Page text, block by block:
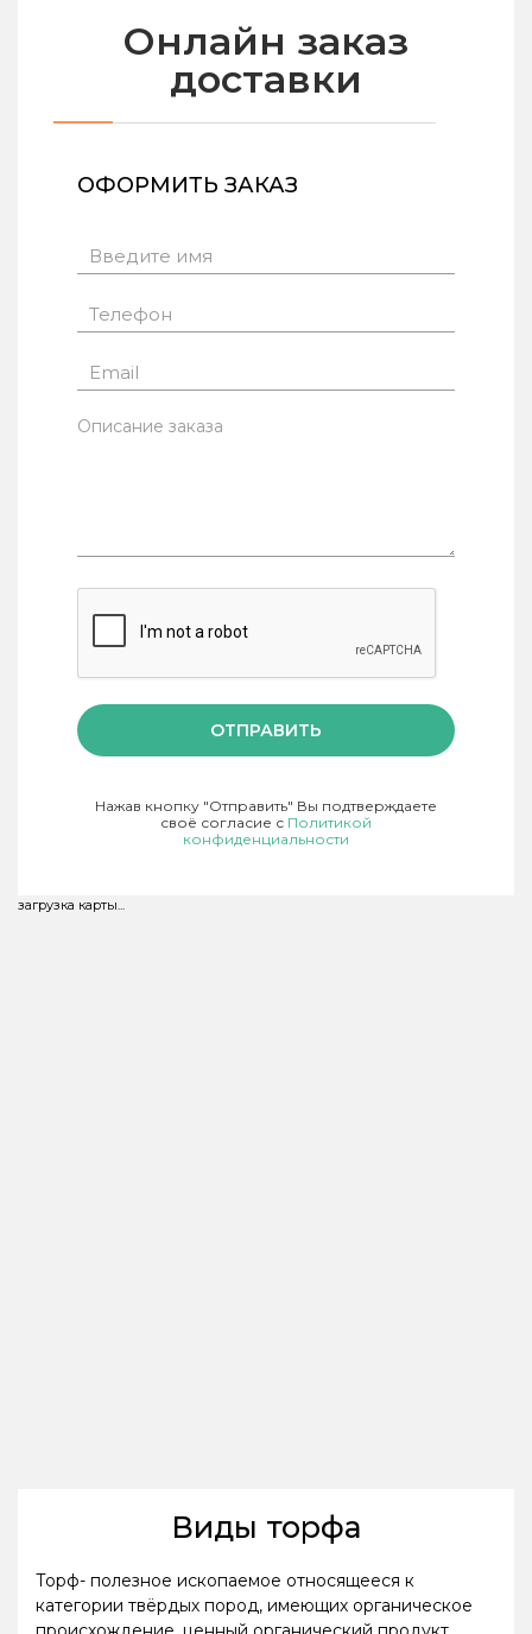
Онлайн заказ
доставки
ОФОРМИТЬ ЗАКАЗ
ОТПРАВИТЬ
Нажав кнопку "Отправить" Вы подтверждаете
своё согласие с Политикой
конфиденциальности
загрузка карты...
Виды торфа
Торф- полезное ископаемое относящееся к
категории твёрдых пород, имеющих органическое